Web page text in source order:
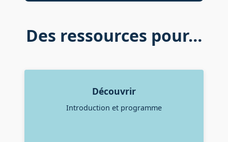
Des ressources pour…
Découvrir
Introduction et programme